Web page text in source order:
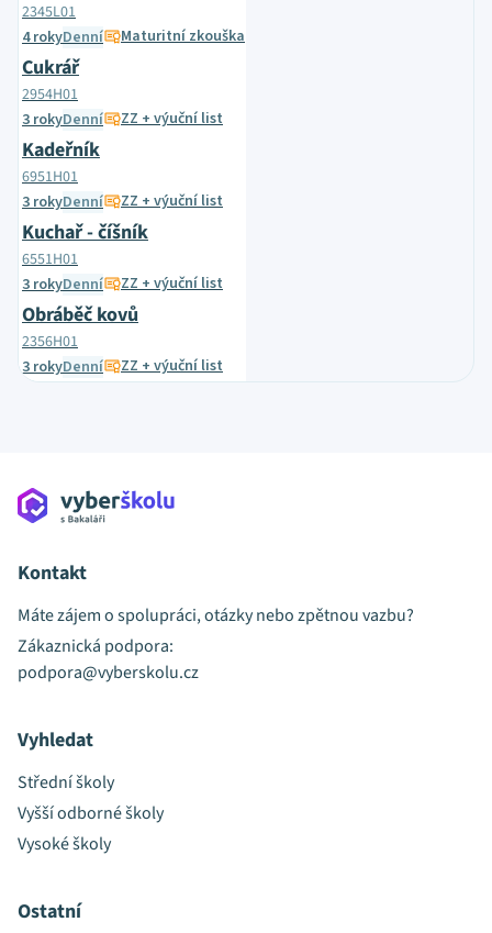
2345L01
4 rokyDenní Maturitní zkouška
Cukrář
2954H01
3 rokyDenní ZZ + výuční list
Kadeřník
6951H01
3 rokyDenní ZZ + výuční list
Kuchař - číšník
6551H01
3 rokyDenní ZZ + výuční list
Obráběč kovů
2356H01
3 rokyDenní ZZ + výuční list
Kontakt
Máte zájem o spolupráci, otázky nebo zpětnou vazbu?
Zákaznická podpora:
podpora@vyberskolu.cz
Vyhledat
Střední školy
Vyšší odborné školy
Vysoké školy
Ostatní